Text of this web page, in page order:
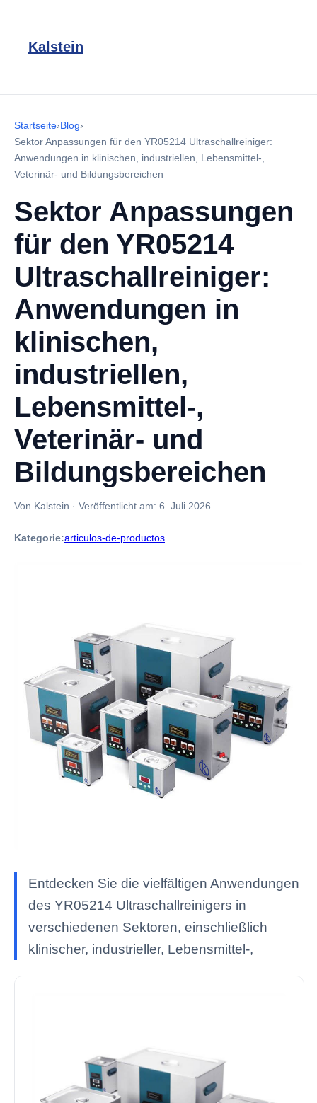
Kalstein
Startseite›Blog›
Sektor Anpassungen für den YR05214 Ultraschallreiniger:
Anwendungen in klinischen, industriellen, Lebensmittel-,
Veterinär- und Bildungsbereichen
Sektor Anpassungen
für den YR05214
Ultraschallreiniger:
Anwendungen in
klinischen,
industriellen,
Lebensmittel-,
Veterinär- und
Bildungsbereichen
Von Kalstein · Veröffentlicht am: 6. Juli 2026
Kategorie:articulos-de-productos
Entdecken Sie die vielfältigen Anwendungen
des YR05214 Ultraschallreinigers in
verschiedenen Sektoren, einschließlich
klinischer, industrieller, Lebensmittel-,